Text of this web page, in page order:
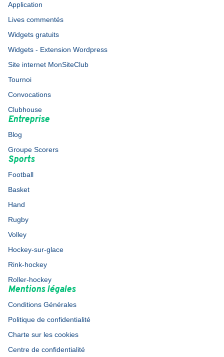
Application
Lives commentés
Widgets gratuits
Widgets - Extension Wordpress
Site internet MonSiteClub
Tournoi
Convocations
Clubhouse
Entreprise
Blog
Groupe Scorers
Sports
Football
Basket
Hand
Rugby
Volley
Hockey-sur-glace
Rink-hockey
Roller-hockey
Mentions légales
Conditions Générales
Politique de confidentialité
Charte sur les cookies
Centre de confidentialité